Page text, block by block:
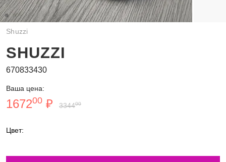
Shuzzi
SHUZZI
670833430
Ваша цена:
167200 ₽ 334400
Цвет: